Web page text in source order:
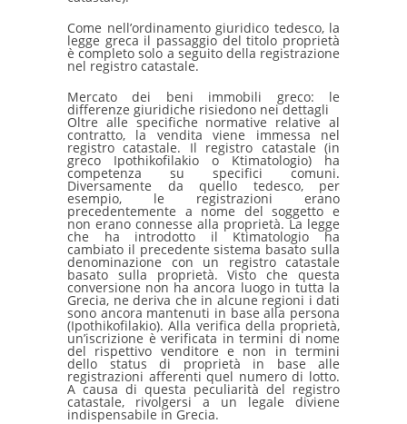
Come nell’ordinamento giuridico tedesco, la
legge greca il passaggio del titolo proprietà
è completo solo a seguito della registrazione
nel registro catastale.
Mercato dei beni immobili greco: le
differenze giuridiche risiedono nei dettagli
Oltre alle specifiche normative relative al
contratto, la vendita viene immessa nel
registro catastale. Il registro catastale (in
greco Ipothikofilakio o Ktimatologio) ha
competenza su specifici comuni.
Diversamente da quello tedesco, per
esempio, le registrazioni erano
precedentemente a nome del soggetto e
non erano connesse alla proprietà. La legge
che ha introdotto il Ktimatologio ha
cambiato il precedente sistema basato sulla
denominazione con un registro catastale
basato sulla proprietà. Visto che questa
conversione non ha ancora luogo in tutta la
Grecia, ne deriva che in alcune regioni i dati
sono ancora mantenuti in base alla persona
(Ipothikofilakio). Alla verifica della proprietà,
un’iscrizione è verificata in termini di nome
del rispettivo venditore e non in termini
dello status di proprietà in base alle
registrazioni afferenti quel numero di lotto.
A causa di questa peculiarità del registro
catastale, rivolgersi a un legale diviene
indispensabile in Grecia.